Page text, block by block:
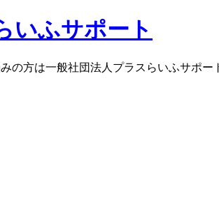
の方は一般社団法人プラスらいふサポー